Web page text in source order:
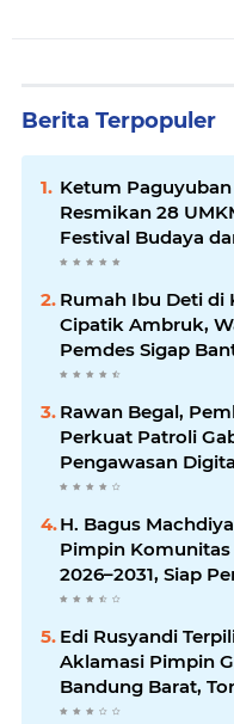
Berita Terpopuler
Ketum
Resmikan 28
Festival Budaya
Jalan Braga
Rumah Ibu Deti di
Cipatik Ambruk,
Pemdes Sigap
Rawan Begal,
Perkuat Patroli
Pengawasan
H. Bagus
Pimpin Komunitas
2026–2031, Siap
Solidaritas dan
Program Nyata
Masyarakat
Edi Rusyandi
Aklamasi Pimpin
Bandung Barat,
Kepemimpinan